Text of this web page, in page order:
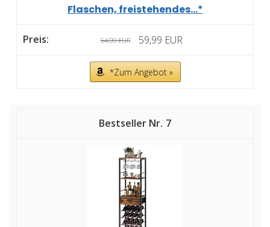
Flaschen, freistehendes...*
64,99 EUR 59,99 EUR
*Zum Angebot »
7